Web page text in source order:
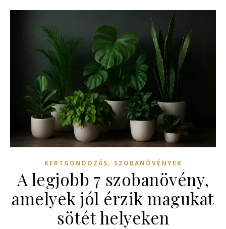
KERTGONDOZÁS, SZOBANÖVÉNYEK
A legjobb 7 szobanövény,
amelyek jól érzik magukat
sötét helyeken